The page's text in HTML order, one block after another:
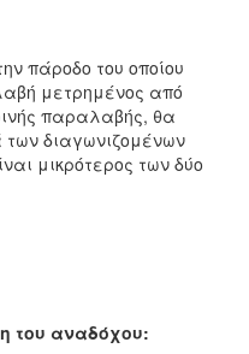
πάροδο του οποίου
μετρημένος από
παραλαβής, θα
διαγωνιζομένων
μικρότερος των δύο
του αναδόχου: